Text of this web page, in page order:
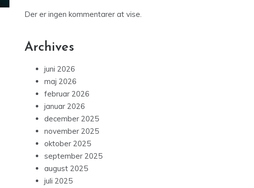
Der er ingen kommentarer at vise.
Archives
juni 2026
maj 2026
februar 2026
januar 2026
december 2025
november 2025
oktober 2025
september 2025
august 2025
juli 2025